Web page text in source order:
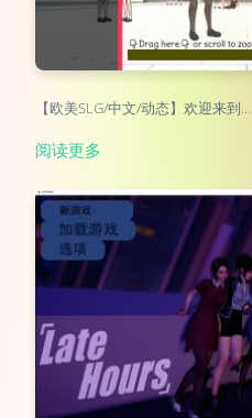
【欧美SLG/中文/动态】欢迎来到…
阅读更多